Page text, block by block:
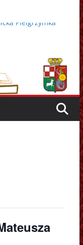
Pielgrzymka
Apel